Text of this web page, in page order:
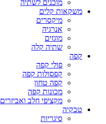
מוכנים לשתיה
משקאות קלים
מיקסרים
אנרגיה
מוגזים
שתיה קלה
קפה
פולי קפה
קפסולות קפה
קפה טחון
מכונות קפה
מקציפי חלב ואביזרים
טבקיה
סיגריות